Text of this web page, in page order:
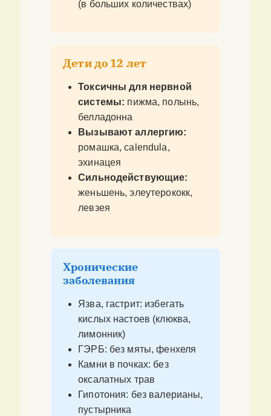
(в больших количествах)
Дети до 12 лет
Токсичны для нервной
системы: пижма, полынь,
белладонна
Вызывают аллергию:
ромашка, calendula,
эхинацея
Сильнодействующие:
женьшень, элеутерококк,
левзея
Хронические
заболевания
Язва, гастрит: избегать
кислых настоев (клюква,
лимонник)
ГЭРБ: без мяты, фенхеля
Камни в почках: без
оксалатных трав
Гипотония: без валерианы,
пустырника